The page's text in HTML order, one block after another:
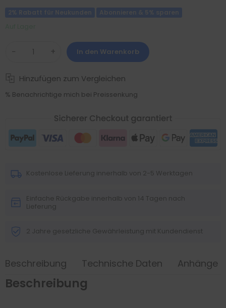
− + In den Warenkorb
Hinzufügen zum Vergleichen
% Benachrichtige mich bei Preissenkung
Kostenlose Lieferung innerhalb von 2-5 Werktagen
Einfache Rückgabe innerhalb von 14 Tagen nach
Lieferung
2 Jahre gesetzliche Gewährleistung mit Kundendienst
Beschreibung Technische Daten Anhänge
Beschreibung